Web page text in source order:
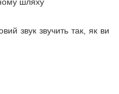
звук звучить так, як ви